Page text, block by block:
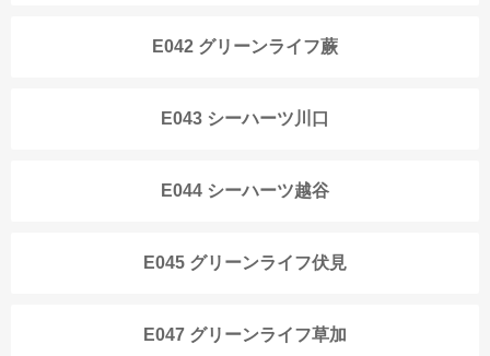
E042 グリーンライフ蕨
E043 シーハーツ川口
E044 シーハーツ越谷
E045 グリーンライフ伏見
E047 グリーンライフ草加